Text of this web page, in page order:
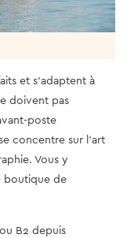
et s'adaptent à
doivent pas
poste
concentre sur l'art
Vous y
boutique de
B2 depuis